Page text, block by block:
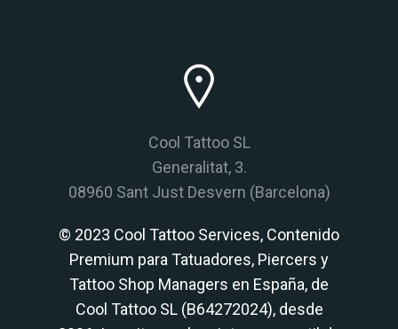
Cool Tattoo SL
Generalitat, 3.
08960 Sant Just Desvern (Barcelona)
© 2023 Cool Tattoo Services, Contenido
Premium para Tatuadores, Piercers y
Tattoo Shop Managers en España, de
Cool Tattoo SL (B64272024), desde